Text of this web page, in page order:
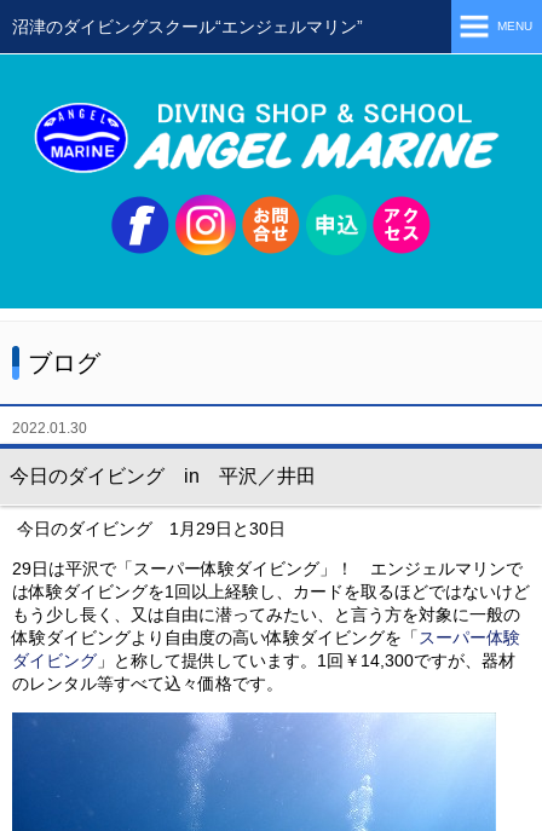
沼津のダイビングスクール“エンジェルマリン” MENU
当店の特徴
スクールメニュー
ステップアップコース
会員限定ツアー
ミニツアー
ビッグツアー
イベント
お客様の声
Q & A
ブログ
2022.01.30
今日のダイビング in 平沢／井田
今日のダイビング 1月29日と30日
29日は平沢で「スーパー体験ダイビング」！ エンジェルマリンで
は体験ダイビングを1回以上経験し、カードを取るほどではないけど
もう少し長く、又は自由に潜ってみたい、と言う方を対象に一般の
体験ダイビングより自由度の高い体験ダイビングを「 スーパー体験
ダイビング 」と称して提供しています。1回￥14,300ですが、器材
のレンタル等すべて込々価格です。